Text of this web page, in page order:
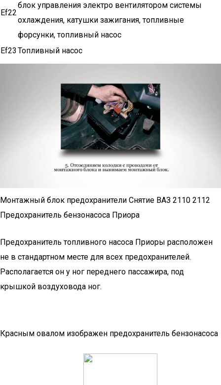
Ef22
блок управления электро вентилятором системы
охлаждения, катушки зажигания, топливные
форсунки, топливный насос
Ef23 Топливный насос
Монтажный блок предохранители Снятие ВАЗ 2110 2112
Предохранитель бензонасоса Приора
Предохранитель топливного насоса Приоры расположен
не в стандартном месте для всех предохранителей.
Располагается он у ног переднего пассажира, под
крышкой воздуховода ног.
Красным овалом изображен предохранитель бензонасоса